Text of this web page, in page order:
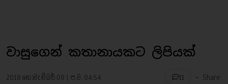
වාසුගෙන් කතානායකට ලිපියක්
2018 නොවැම්බර් 09 | ප.ව. 04:54 11 - Share